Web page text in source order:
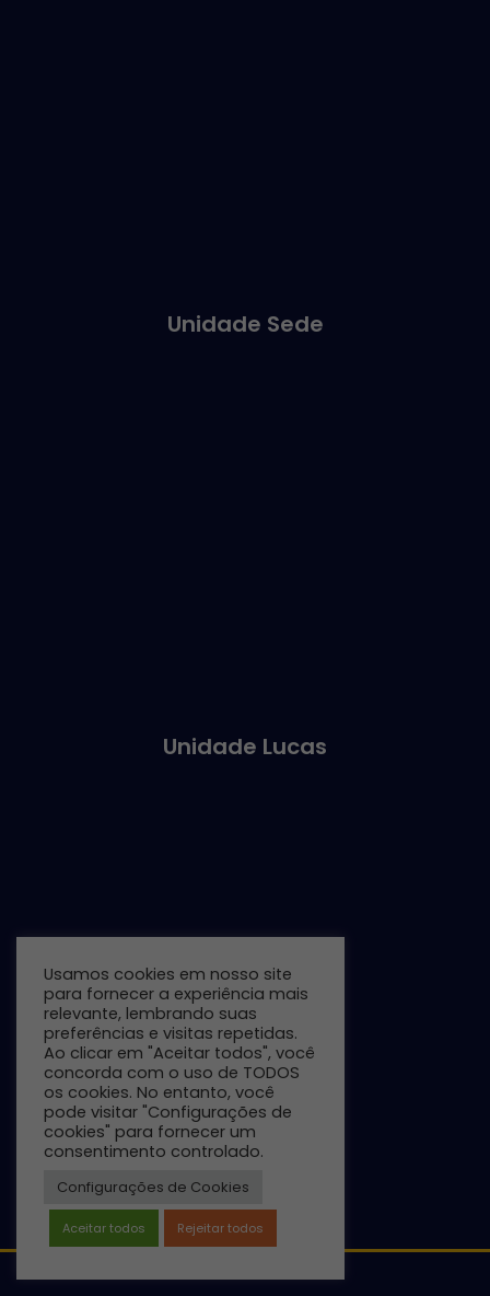
Unidade Sede
Unidade Lucas
Usamos cookies em nosso site
para fornecer a experiência mais
relevante, lembrando suas
preferências e visitas repetidas.
Ao clicar em "Aceitar todos", você
concorda com o uso de TODOS
os cookies. No entanto, você
pode visitar "Configurações de
cookies" para fornecer um
consentimento controlado.
Configurações de Cookies
Aceitar todos Rejeitar todos